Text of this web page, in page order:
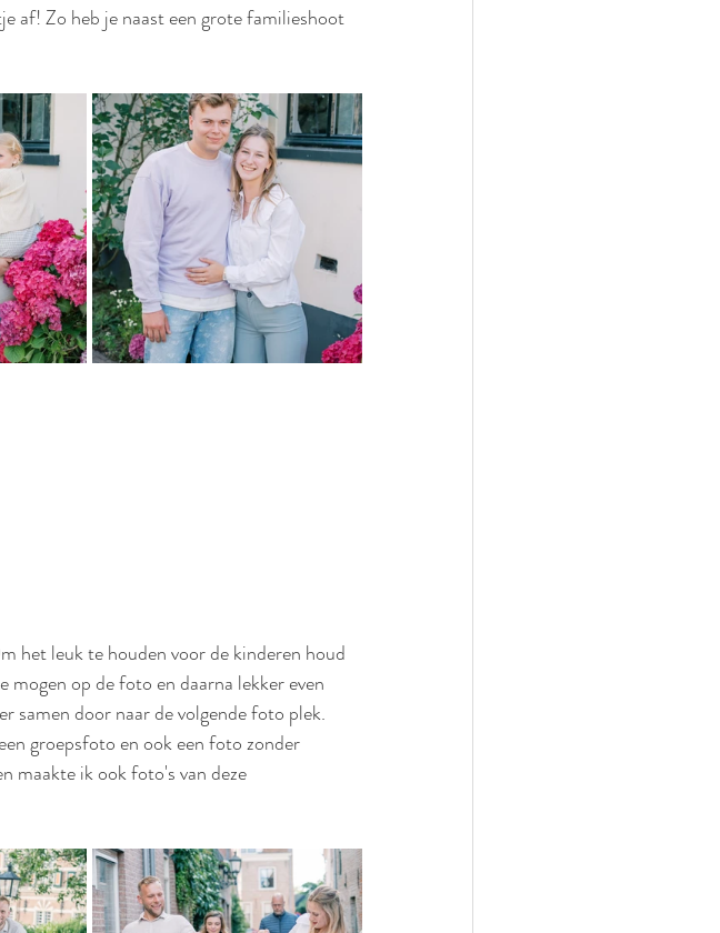
af! Zo heb je naast een grote familieshoot
het leuk te houden voor de kinderen houd
mogen op de foto en daarna lekker even
samen door naar de volgende foto plek.
groepsfoto en ook een foto zonder
maakte ik ook foto's van deze